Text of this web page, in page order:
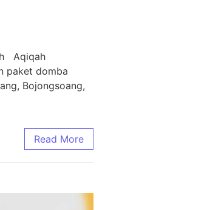
Aqiqah
paket domba
Bojongsoang,
Read More